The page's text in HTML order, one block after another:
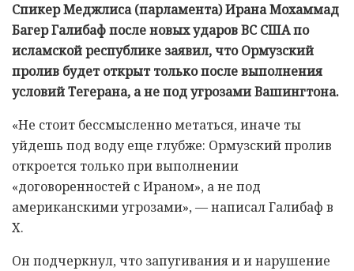
Спикер Меджлиса (парламента) Ирана Мохаммад
Багер Галибаф после новых ударов ВС США по
исламской республике заявил, что Ормузский
пролив будет открыт только после выполнения
условий Тегерана, а не под угрозами Вашингтона.
«Не стоит бессмысленно метаться, иначе ты
уйдешь под воду еще глубже: Ормузский пролив
откроется только при выполнении
«договоренностей с Ираном», а не под
американскими угрозами», — написал Галибаф в
X.
Он подчеркнул, что запугивания и и нарушение